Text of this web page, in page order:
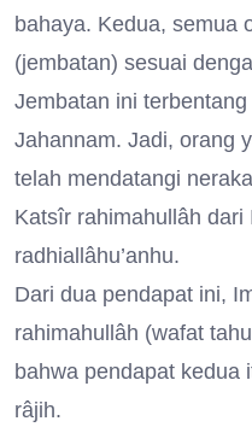
bahaya. Kedua, semua
(jembatan) sesuai
Jembatan ini
Jahannam. Jadi, orang
telah mendatangi
Katsîr rahimahullâh dari
radhiallâhu’anhu.
Dari dua pendapat ini,
rahimahullâh (wafat
bahwa pendapat kedua
râjih.